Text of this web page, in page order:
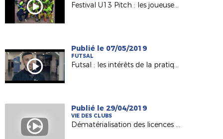
Festival U13 Pitch : les joueuses du FC Nantes à Capbreton !
Publié le 07/05/2019
FUTSAL
Futsal : les intérêts de la pratique (FFF 2019)
Publié le 29/04/2019
VIE DES CLUBS
Dématérialisation des licences et cotisations en ligne - Pourquoi y passer ?